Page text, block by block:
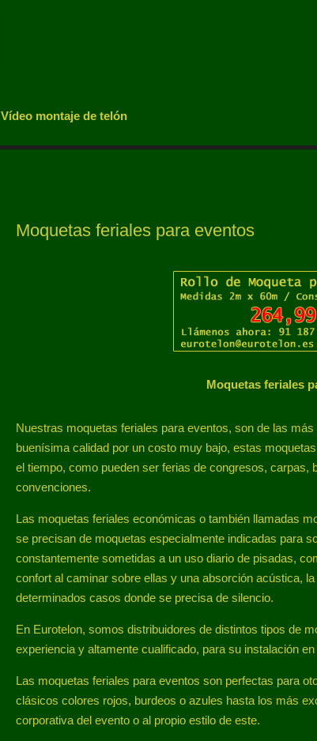
Vídeo montaje de telón
Moquetas feriales para eventos
Moquetas feriales
Nuestras moquetas feriales para eventos, son de las
buenísima calidad por un costo muy bajo, estas
el tiempo, como pueden ser ferias de congresos, carpas,
convenciones.
Las moquetas feriales económicas o también llamadas
se precisan de moquetas especialmente indicadas para
constantemente sometidas a un uso diario de pisadas,
confort al caminar sobre ellas y una absorción acústica,
determinados casos donde se precisa de silencio.
En Eurotelon, somos distribuidores de distintos tipos de
experiencia y altamente cualificado, para su instalación
Las moquetas feriales para eventos son perfectas para
clásicos colores rojos, burdeos o azules hasta los más
corporativa del evento o al propio estilo de este.